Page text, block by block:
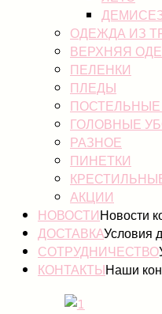
ОДЕЖДА ИЗ
ВЕРХНЯЯ
ПЕЛЕНКИ
ПЛЕДЫ
ГОЛОВНЫЕ
РАЗНОЕ
ПИНЕТКИ
АКЦИИ
НОВОСТИНовости
ДОСТАВКАУсловия
СОТРУДНИЧЕСТВО
КОНТАКТЫНаши